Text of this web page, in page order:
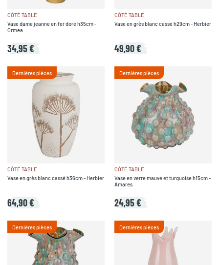
CÔTÉ TABLE
Vase dame jeanne en fer doré h35cm -
Ormea
34,95 €
CÔTÉ TABLE
Vase en grès blanc cassé h29cm - Herbier
49,90 €
Dernières pièces
CÔTÉ TABLE
Vase en grès blanc cassé h36cm - Herbier
64,90 €
Dernières pièces
CÔTÉ TABLE
Vase en verre mauve et turquoise h15cm -
Amares
24,95 €
Dernières pièces Dernières pièces